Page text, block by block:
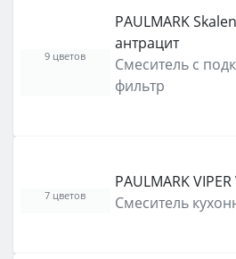
PAULMARK
антрацит
Смеситель с
фильтр
9 цветов
PAULMARK
Смеситель
7 цветов